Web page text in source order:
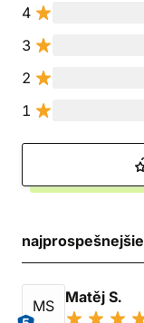
4
3
2
1
najprospešnejšie
MS Matěj S.